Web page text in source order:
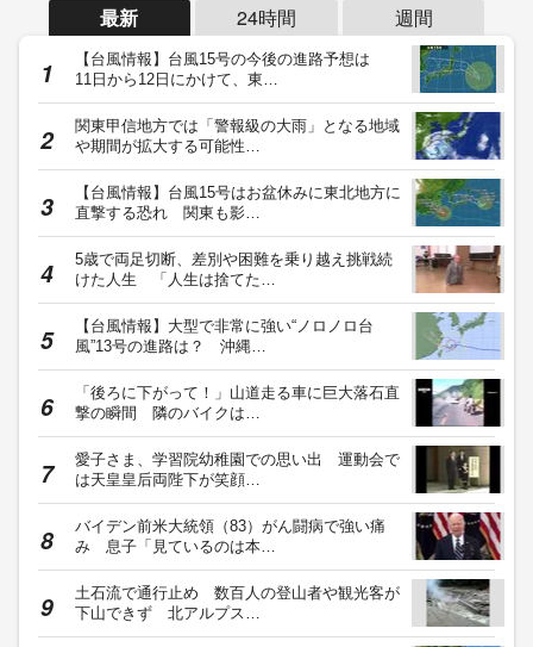
最新 24時間 週間
【台風情報】台風15号の今後の進路予想は
11日から12日にかけて、東…
関東甲信地方では「警報級の大雨」となる地域
や期間が拡大する可能性…
【台風情報】台風15号はお盆休みに東北地方に
直撃する恐れ 関東も影…
5歳で両足切断、差別や困難を乗り越え挑戦続
けた人生 「人生は捨てた…
【台風情報】大型で非常に強い“ノロノロ台
風”13号の進路は？ 沖縄…
「後ろに下がって！」山道走る車に巨大落石直
撃の瞬間 隣のバイクは…
愛子さま、学習院幼稚園での思い出 運動会で
は天皇皇后両陛下が笑顔…
バイデン前米大統領（83）がん闘病で強い痛
み 息子「見ているのは本…
土石流で通行止め 数百人の登山者や観光客が
下山できず 北アルプス…